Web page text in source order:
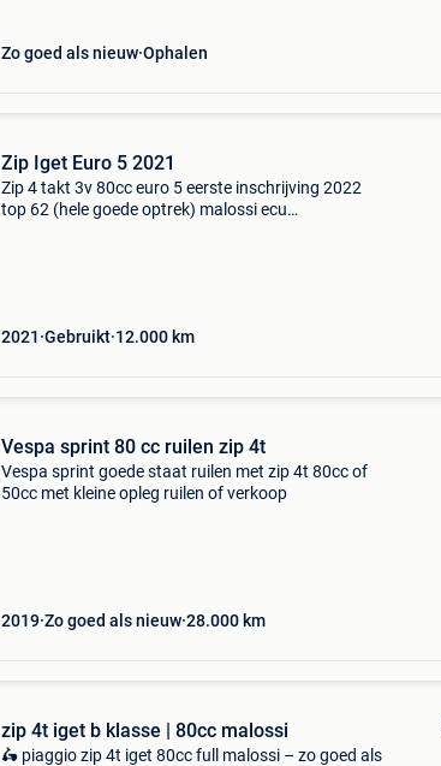
Zo goed als nieuw Ophalen
Zip Iget Euro 5 2021
Zip 4 takt 3v 80cc euro 5 eerste inschrijving 2022
top 62 (hele goede optrek) malossi ecu
2021 Gebruikt 12.000 km
Vespa sprint 80 cc ruilen zip 4t
Vespa sprint goede staat ruilen met zip 4t 80cc of
50cc met kleine opleg ruilen of verkoop
2019 Zo goed als nieuw 28.000 km
zip 4t iget b klasse | 80cc malossi
🛵 piaggio zip 4t iget 80cc full malossi – zo goed als